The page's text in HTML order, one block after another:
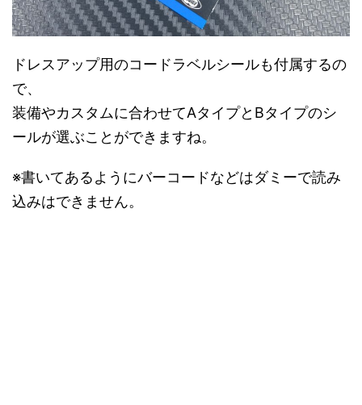
ドレスアップ用のコードラベルシールも付属するの
で、
装備やカスタムに合わせてAタイプとBタイプのシ
ールが選ぶことができますね。
※書いてあるようにバーコードなどはダミーで読み
込みはできません。